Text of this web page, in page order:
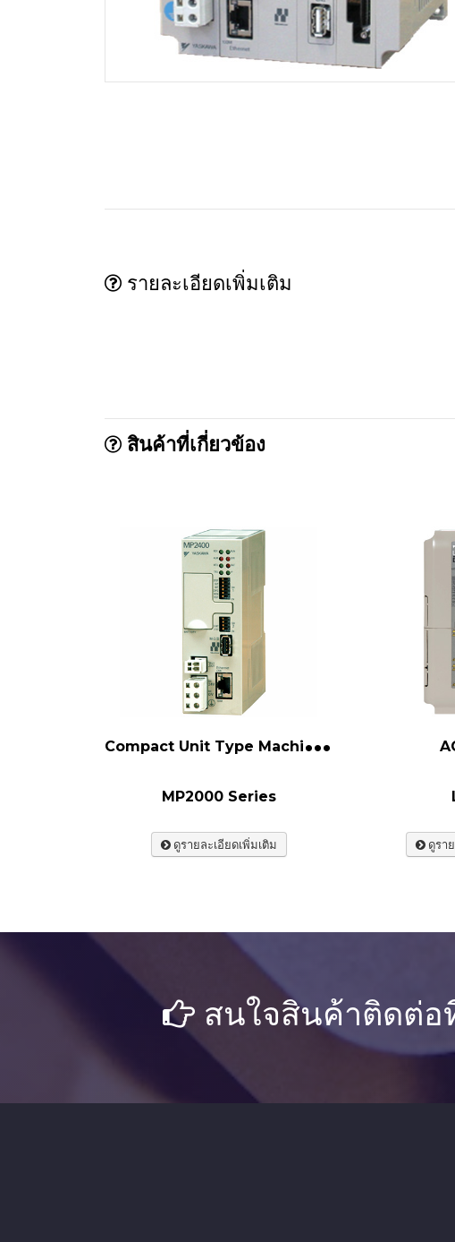
รายละเอียดเพิ่มเติม
สินค้าที่เกี่ยวข้อง
C
ompact Unit Type Machine Controller
MP2000 Series
ดูรายละเอียดเพิ่มเติม ดูราย
สนใจสินค้าติดต่